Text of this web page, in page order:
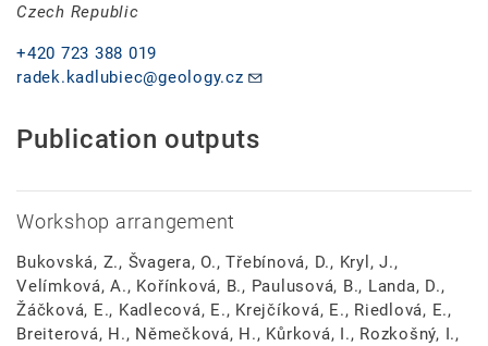
Czech Republic
+420 723 388 019
radek.kadlubiec@geology.cz
Publication outputs
Workshop arrangement
Bukovská, Z., Švagera, O., Třebínová, D., Kryl, J.,
Velímková, A., Kořínková, B., Paulusová, B., Landa, D.,
Žáčková, E., Kadlecová, E., Krejčíková, E., Riedlová, E.,
Breiterová, H., Němečková, H., Kůrková, I., Rozkošný, I.,